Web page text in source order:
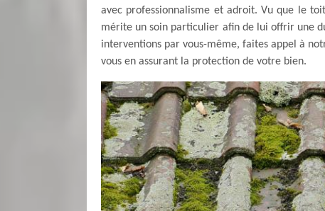
avec professionnalisme et adroit. Vu que le
mérite un soin particulier afin de lui offrir une
interventions par vous-même, faites appel à
vous en assurant la protection de votre bien.